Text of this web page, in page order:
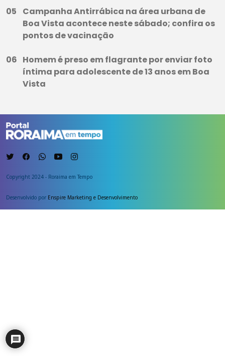
Campanha Antirrábica na área urbana de
Boa Vista acontece neste sábado; confira os
pontos de vacinação
Homem é preso em flagrante por enviar foto
íntima para adolescente de 13 anos em Boa
Vista
Copyright 2024 - Roraima em Tempo
Desenvolvido por Enspire Marketing e Desenvolvimento